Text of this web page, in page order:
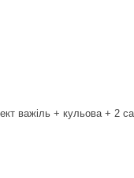
важіль + кульова + 2